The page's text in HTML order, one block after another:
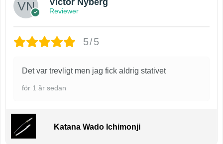
Victor Nyberg
Reviewer
5/5
Det var trevligt men jag fick aldrig stativet
för 1 år sedan
Katana Wado Ichimonji